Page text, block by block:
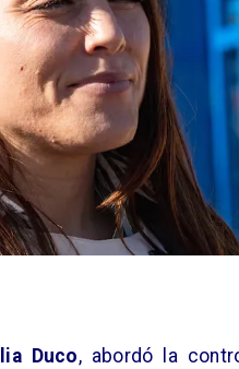
Duco, abordó la